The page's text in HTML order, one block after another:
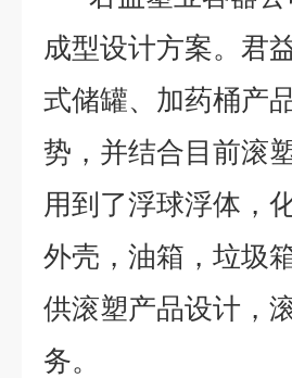
成型设计方案。君
式储罐、加药桶产
势，并结合目前滚
用到了浮球浮体，
外壳，油箱，垃圾
供滚塑产品设计，
务。